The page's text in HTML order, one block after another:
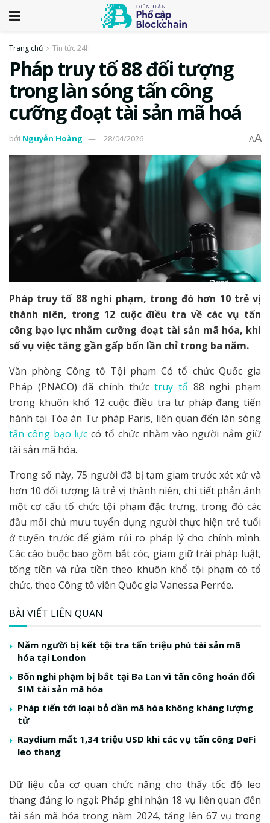
Trang chủ Tin tức 24H
Pháp truy tố 88 đối tượng
trong làn sóng tấn công
cưỡng đoạt tài sản mã hoá
bởi Nguyễn Hoàng 28/04/2026 AA
Pháp truy tố 88 nghi phạm, trong đó hơn 10 trẻ vị
thành niên, trong 12 cuộc điều tra về các vụ tấn
công bạo lực nhằm cưỡng đoạt tài sản mã hóa, khi
số vụ việc tăng gần gấp bốn lần chỉ trong ba năm.
Văn phòng Công tố Tội phạm Có tổ chức Quốc gia
Pháp (PNACO) đã chính thứctruy tố 88 nghi phạm
trong khuôn khổ 12 cuộc điều tra tư pháp đang tiến
hành tại Tòa án Tư pháp Paris, liên quan đến làn sóng
tấn công bạo lực có tổ chức nhằm vào người nắm giữ
tài sản mã hóa.
Trong số này, 75 người đã bị tạm giam trước xét xử và
hơn 10 đối tượng là trẻ vị thành niên, chi tiết phản ánh
một cơ cấu tổ chức tội phạm đặc trưng, trong đó các
đầu mối chủ mưu tuyển dụng người thực hiện trẻ tuổi
ở tuyến trước để giảm rủi ro pháp lý cho chính mình.
Các cáo buộc bao gồm bắt cóc, giam giữ trái pháp luật,
tống tiền và rửa tiền theo khuôn khổ tội phạm có tổ
chức, theo Công tố viên Quốc gia Vanessa Perrée.
BÀI VIẾT LIÊN QUAN
Năm người bị kết tội tra tấn triệu phú tài sản mã
hóa tại London
Bốn nghi phạm bị bắt tại Ba Lan vì tấn công hoán đổi
SIM tài sản mã hóa
Pháp tiến tới loại bỏ dần mã hóa không kháng lượng
tử
Raydium mất 1,34 triệu USD khi các vụ tấn công DeFi
leo thang
Dữ liệu của cơ quan chức năng cho thấy tốc độ leo
thang đáng lo ngại: Pháp ghi nhận 18 vụ liên quan đến
tài sản mã hóa trong năm 2024, tăng lên 67 vụ trong